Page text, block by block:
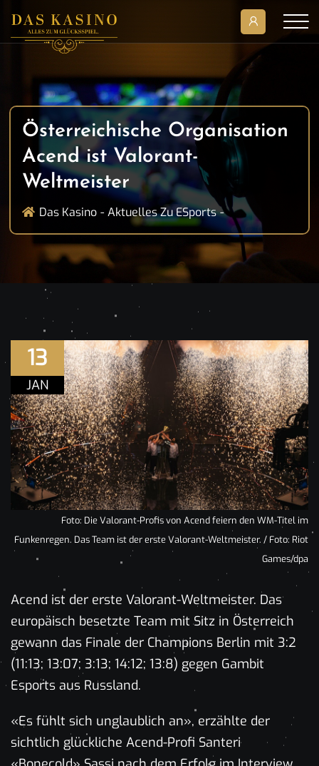
Österreichische Organisation
Acend ist Valorant-
Weltmeister
Das Kasino Aktuelles Zu ESports
13
JAN
Foto: Die Valorant-Profis von Acend feiern den WM-Titel im
Funkenregen. Das Team ist der erste Valorant-Weltmeister. / Foto: Riot
Games/dpa
Acend ist der erste Valorant-Weltmeister. Das
europäisch besetzte Team mit Sitz in Österreich
gewann das Finale der Champions Berlin mit 3:2
(11:13; 13:07; 3:13; 14:12; 13:8) gegen Gambit
Esports aus Russland.
«Es fühlt sich unglaublich an», erzählte der
sichtlich glückliche Acend-Profi Santeri